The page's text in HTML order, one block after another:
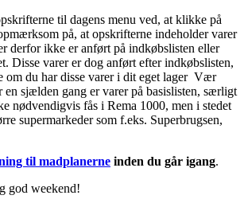
til dagens menu ved, at klikke på
på, at opskrifterne indeholder varer
derfor ikke er anført på indkøbslisten eller
Disse varer er dog anført efter indkøbslisten,
om du har disse varer i dit eget lager Vær
en sjælden gang er varer på basislisten, særligt
nødvendigvis fås i Rema 1000, men i stedet
supermarkeder som f.eks. Superbrugsen,
til madplanerne inden du går igang.
god weekend!